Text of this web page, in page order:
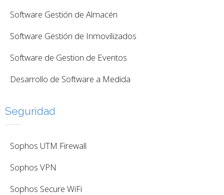
Software Gestión de Almacén
Software Gestión de Inmovilizados
Software de Gestion de Eventos
Desarrollo de Software a Medida
Seguridad
Sophos UTM Firewall
Sophos VPN
Sophos Secure WiFi